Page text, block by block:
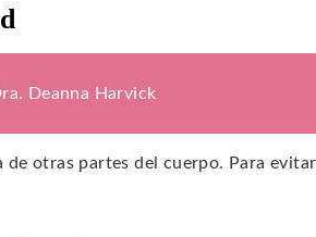
Deanna Harvick
de otras partes del cuerpo. Para